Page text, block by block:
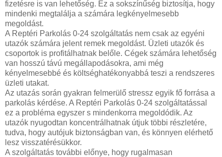
fizetésre is van lehetőség. Ez a sokszínűség biztosítja, hogy
mindenki megtalálja a számára legkényelmesebb
megoldást.
A Reptéri Parkolás 0-24 szolgáltatás nem csak az egyéni
utazók számára jelent remek megoldást. Üzleti utazók és
csoportok is profitálhatnak belőle. Cégek számára lehetőség
van hosszú távú megállapodásokra, ami még
kényelmesebbé és költséghatékonyabbá teszi a rendszeres
üzleti utakat.
Az utazás során gyakran felmerülő stressz egyik fő forrása a
parkolás kérdése. A Reptéri Parkolás 0-24 szolgáltatással
ez a probléma egyszer s mindenkorra megoldódik. Az
utazók nyugodtan koncentrálhatnak útjuk többi részletére,
tudva, hogy autójuk biztonságban van, és könnyen elérhető
lesz visszatérésükkor.
A szolgáltatás további előnye, hogy rugalmasan